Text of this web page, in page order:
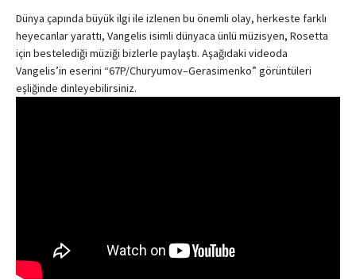
Dünya çapında büyük ilgi ile izlenen bu önemli olay, herkeste farklı
heyecanlar yarattı, Vangelis isimli dünyaca ünlü müzisyen, Rosetta
için bestelediği müziği bizlerle paylaştı. Aşağıdaki videoda
Vangelis’in eserini “67P/Churyumov–Gerasimenko” görüntüleri
eşliğinde dinleyebilirsiniz.